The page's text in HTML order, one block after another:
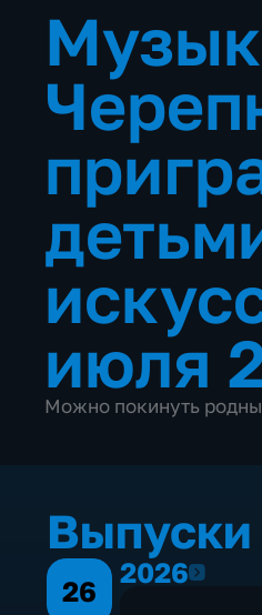
июля
Можно покинуть
Выпуски
26
20262026